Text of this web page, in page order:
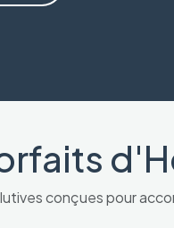
conçues pour